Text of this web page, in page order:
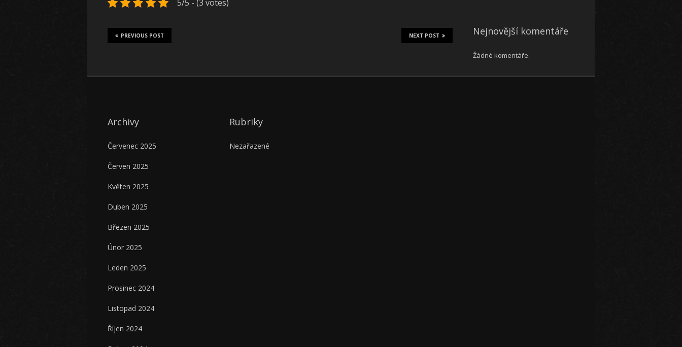
5/5 - (3 votes)
NEXT POST
PREVIOUS POST Nejnovější komentáře
Žádné komentáře.
Archivy
Červenec 2025
Červen 2025
Květen 2025
Duben 2025
Březen 2025
Únor 2025
Leden 2025
Prosinec 2024
Listopad 2024
Říjen 2024
Rubriky
Nezařazené